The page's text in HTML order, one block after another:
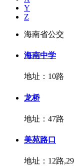
Y
Z
海南省公交
海南中学
地址：10路
龙桥
地址：47路
美苑路口
地址：12路